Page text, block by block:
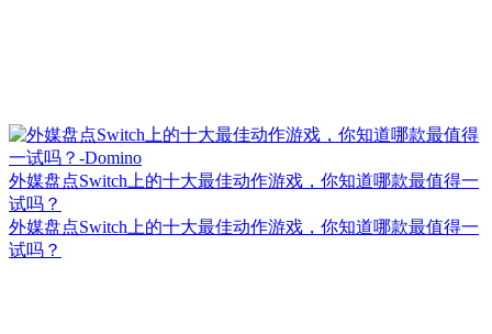
外媒盘点Switch上的十大最佳动作游戏，你知道哪款最值得一
试吗？
外媒盘点Switch上的十大最佳动作游戏，你知道哪款最值得一
试吗？